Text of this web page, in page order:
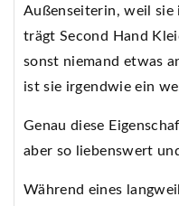
Außenseiterin, weil sie
trägt Second Hand
sonst niemand etwas
ist sie irgendwie ein
Genau diese
aber so liebenswert
Während eines